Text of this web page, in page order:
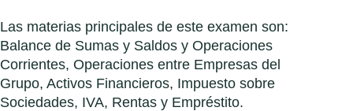
Las materias principales de este examen son:
Balance de Sumas y Saldos y Operaciones
Corrientes, Operaciones entre Empresas del
Grupo, Activos Financieros, Impuesto sobre
Sociedades, IVA, Rentas y Empréstito.